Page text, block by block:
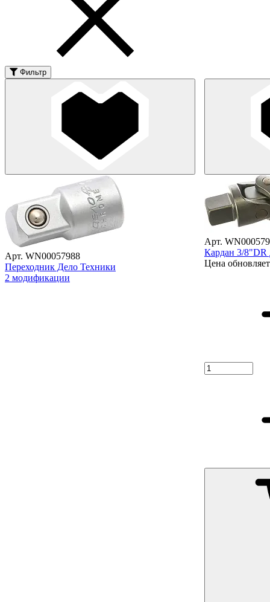
Фильтр
Арт. WN00057988
Переходник Дело Техники
2 модификации
Арт.
Кардан 3/8"DR
Цена